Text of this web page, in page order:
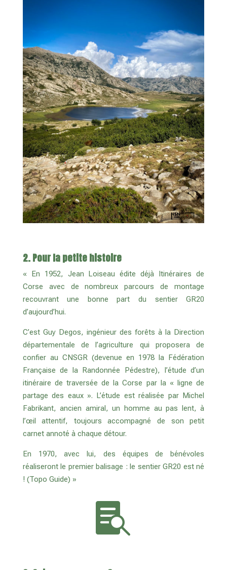
2. Pour la petite histoire
« En 1952, Jean Loiseau édite déjà Itinéraires de
Corse avec de nombreux parcours de montage
recouvrant une bonne part du sentier GR20
d’aujourd’hui.
C’est Guy Degos, ingénieur des forêts à la Direction
départementale de l’agriculture qui proposera de
confier au CNSGR (devenue en 1978 la Fédération
Française de la Randonnée Pédestre), l’étude d’un
itinéraire de traversée de la Corse par la « ligne de
partage des eaux ». L’étude est réalisée par Michel
Fabrikant, ancien amiral, un homme au pas lent, à
l’œil attentif, toujours accompagné de son petit
carnet annoté à chaque détour.
En 1970, avec lui, des équipes de bénévoles
réaliseront le premier balisage : le sentier GR20 est né
! (Topo Guide) »
